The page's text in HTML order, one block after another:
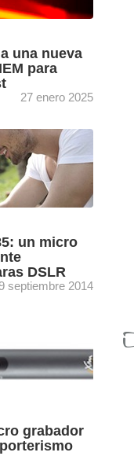
una nueva
para
27 enero 2025
IE, DT 72 IE y
la
un micro
DSLR
septiembre 2014
cine y tv o junto
grabador